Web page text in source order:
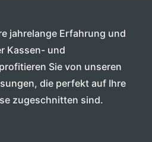
jahrelange Erfahrung und
Kassen- und
Sie von unseren
die perfekt auf Ihre
zugeschnitten sind.